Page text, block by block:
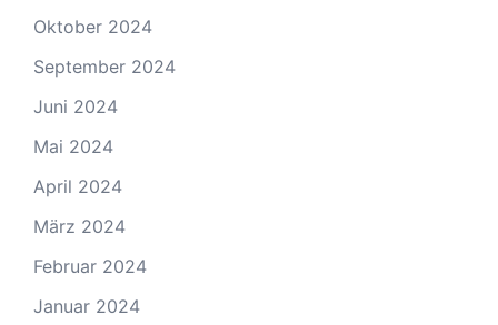
Oktober 2024
September 2024
Juni 2024
Mai 2024
April 2024
März 2024
Februar 2024
Januar 2024